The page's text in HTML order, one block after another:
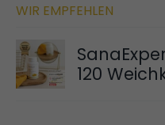
WIR EMPFEHLEN
120